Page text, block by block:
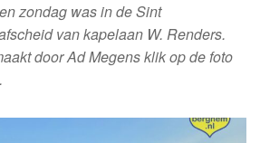
zondag was in de Sint
van kapelaan W. Renders.
door Ad Megens klik op de foto